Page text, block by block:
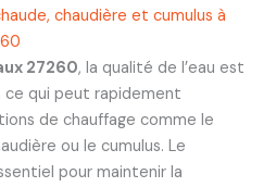
chaudière et cumulus à
27260, la qualité de l’eau est
ce qui peut rapidement
de chauffage comme le
ou le cumulus. Le
pour maintenir la